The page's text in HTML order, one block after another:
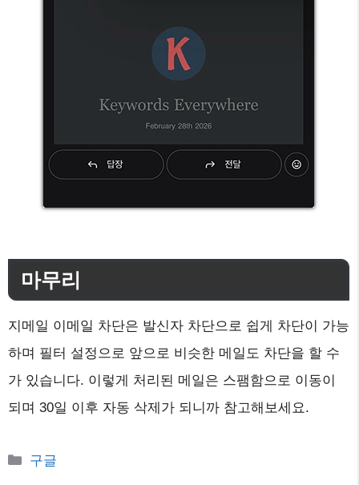
마무리
지메일 이메일 차단은 발신자 차단으로 쉽게 차단이 가능
하며 필터 설정으로 앞으로 비슷한 메일도 차단을 할 수
가 있습니다. 이렇게 처리된 메일은 스팸함으로 이동이
되며 30일 이후 자동 삭제가 되니까 참고해보세요.
카
구글